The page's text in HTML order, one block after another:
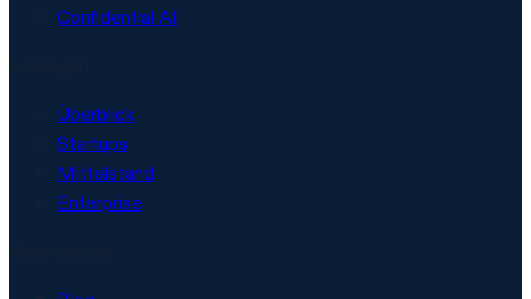
Confidential AI
Überblick
Startups
Mittelstand
Enterprise